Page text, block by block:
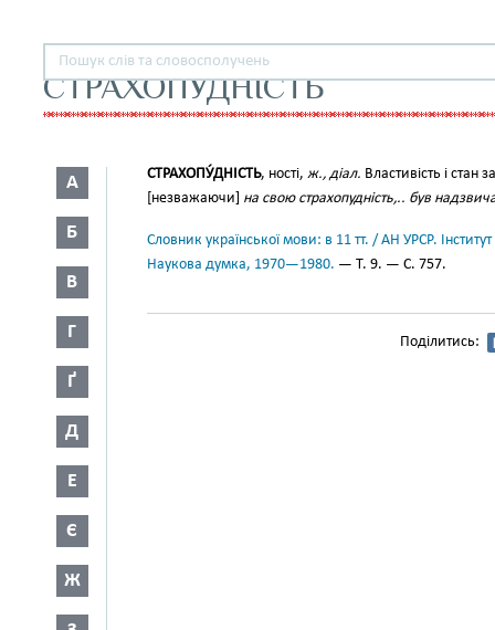
СТРАХОПУДНІСТЬ
А
Б
В
Г
Ґ
Д
Е
Є
Ж
СТРАХОПУ́ДНІСТЬ, ності, ж., діал. Властивість і стан
[незважаючи] на свою страхопудність,.. був
Словник української мови: в 11 тт. / АН УРСР.
Наукова думка, 1970—1980. — Т. 9. — С. 757.
Поділитись: